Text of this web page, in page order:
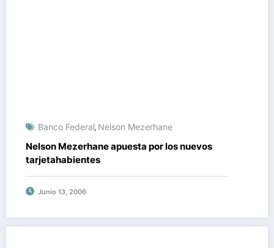
Banco Federal, Nelson Mezerhane
Nelson Mezerhane apuesta por los nuevos
tarjetahabientes
Junio 13, 2006